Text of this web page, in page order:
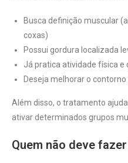
Busca definição muscular
coxas)
Possui gordura localizada
Já pratica atividade física
Deseja melhorar o contorno
Além disso, o tratamento
ativar determinados grupos
Quem não deve